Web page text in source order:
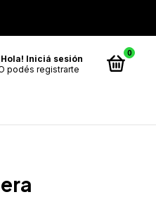
Iniciá sesión
podés registrarte
0